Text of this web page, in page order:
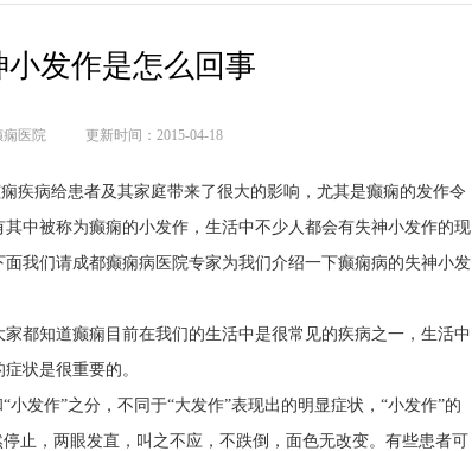
发作是怎么回事
医院 更新时间：2015-04-18
疾病给患者及其家庭带来了很大的影响，尤其是癫痫的发作令
中被称为癫痫的小发作，生活中不少人都会有失神小发作的现
我们请成都癫痫病医院专家为我们介绍一下癫痫病的失神小发
都知道癫痫目前在我们的生活中是很常见的疾病之一，生活中
状是很重要的。
发作”之分，不同于“大发作”表现出的明显症状，“小发作”的
止，两眼发直，叫之不应，不跌倒，面色无改变。有些患者可